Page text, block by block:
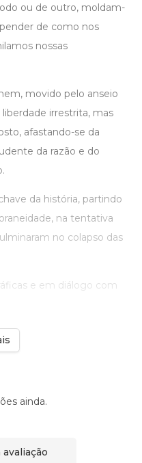
ou de outro, moldam-
de como nos
nossas
movido pelo anseio
irrestrita, mas
afastando-se da
da razão e do
da história, partindo
na tentativa
no colapso das
e em diálogo com
ainda.